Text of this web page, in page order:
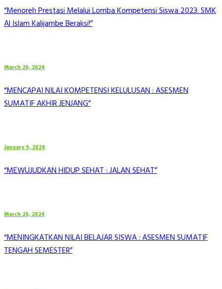
“Menoreh Prestasi Melalui Lomba Kompetensi Siswa 2023: SMK
Al Islam Kalijambe Beraksi!”
March 20, 2024
“MENCAPAI NILAI KOMPETENSI KELULUSAN : ASESMEN
SUMATIF AKHIR JENJANG”
January 9, 2024
“MEWUJUDKAN HIDUP SEHAT : JALAN SEHAT”
March 20, 2024
“MENINGKATKAN NILAI BELAJAR SISWA : ASESMEN SUMATIF
TENGAH SEMESTER”